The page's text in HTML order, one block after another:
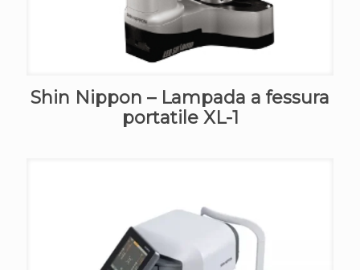
Shin Nippon – Lampada a fessura
portatile XL-1